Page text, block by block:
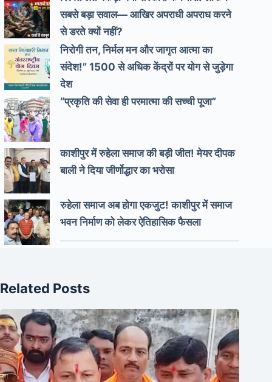
सबसे बड़ा सवाल— आखिर अपराधी अपराध करने
से डरते क्यों नहीं?
निरोगी तन, निर्मल मन और जागृत आत्मा का
संदेश!” 1500 से अधिक केंद्रों पर योग से जुड़ेगा
देश
“प्रकृति की सेवा ही परमात्मा की सच्ची पूजा”
काशीपुर में रुहेला समाज की बड़ी जीत! मेयर दीपक
बाली ने दिया जीर्णोद्धार का भरोसा
रुहेला समाज अब होगा एकजुट! काशीपुर में समाज
भवन निर्माण को लेकर ऐतिहासिक फैसला
Related Posts